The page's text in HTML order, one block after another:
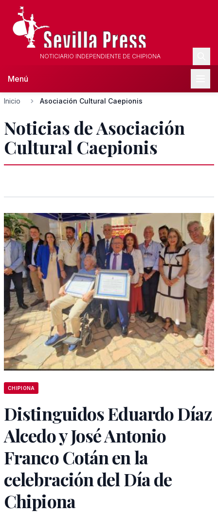
NOTICIARIO INDEPENDIENTE DE CHIPIONA
Menú
Inicio Asociación Cultural Caepionis
Noticias de Asociación
Cultural Caepionis
CHIPIONA
Distinguidos Eduardo Díaz
Alcedo y José Antonio
Franco Cotán en la
celebración del Día de
Chipiona